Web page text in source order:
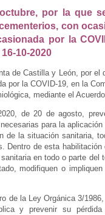
por la que
con
por la
10-2020
de Castilla y León, por
por la COVID-19, en la
mediante el
de 20 de agosto,
para la
la situación sanitaria,
Dentro de esta
en todo o parte
modifiquen o
de la Ley Orgánica 3/
y prevenir su